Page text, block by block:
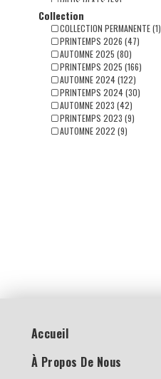
ORTEILS EN GRIFFE (42)
OIGNONS(HALLUX) (43)
Collection
COLLECTION PERMANENTE (1)
PRINTEMPS 2026 (47)
AUTOMNE 2025 (80)
PRINTEMPS 2025 (166)
AUTOMNE 2024 (122)
PRINTEMPS 2024 (30)
AUTOMNE 2023 (42)
PRINTEMPS 2023 (9)
AUTOMNE 2022 (9)
Accueil
À Propos De Nous